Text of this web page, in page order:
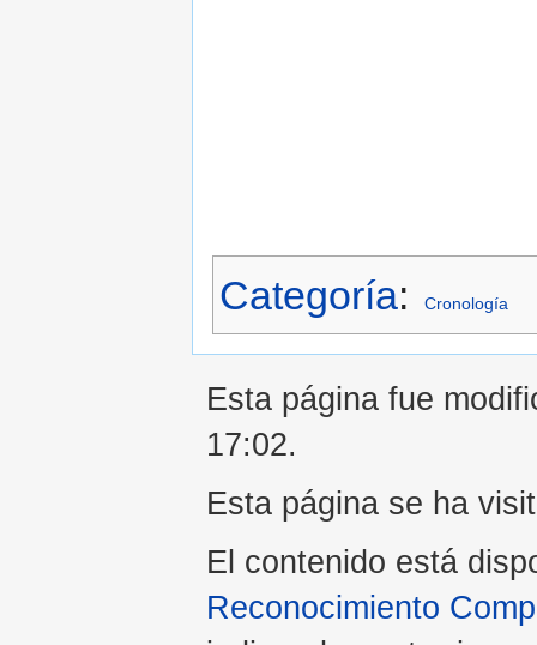
Categoría: Cronología
Esta página fue
17:02.
Esta página se ha
El contenido está
Reconocimiento